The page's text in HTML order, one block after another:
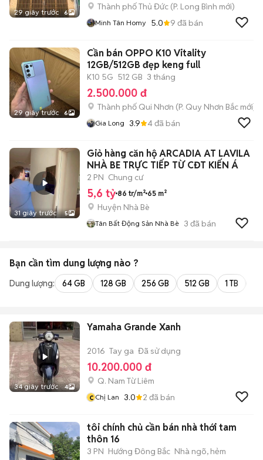
29 giây trước 6
Thành phố Thủ Đức (P. Long Bình mới)
Minh Tân Homy 5.0 9 đã bán
29 giây trước 6
Cần bán OPPO K10 Vitality
12GB/512GB đẹp keng full
K10 5G 512 GB 3 tháng
2.500.000 đ
Thành phố Qui Nhơn (P. Quy Nhơn Bắc mới)
Gia Long 3.9 4đã bán
31 giây trước 5
Giỏ hàng căn hộ ARCADIA AT LAVILA
NHÀ BE TRỰC TIẾP TỪ CĐT KIẾN Á
2 PN Chung cư
5,6 tỷ 86 tr/m² 65 m²
Huyện Nhà Bè
Tân Bất Động Sản Nhà Bè 3 đã bán
Bạn cần tìm dung lượng nào ?
Dung lượng: 64 GB 128 GB 256 GB 512 GB 1 TB
34 giây trước 4
Yamaha Grande Xanh
2016 Tay ga Đã sử dụng
10.200.000 đ
Q. Nam Từ Liêm
c Chị Lan 3.0 2 đã bán
tôi chính chủ cần bán nhà thới tam
thôn 16
3 PN Hướng Đông Bắc Nhà ngõ, hẻm